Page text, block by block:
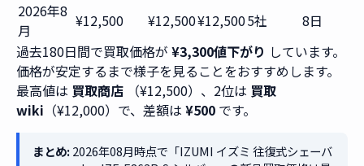
2026年8
月
¥12,500 ¥12,500¥12,5005社
8日
過去180日間で買取価格が ¥3,300値下がり しています。
価格が安定するまで様子を見ることをおすすめします。
最高値は 買取商店 （¥12,500）、2位は 買取
wiki （¥12,000）で、差額は ¥500 です。
まとめ:2026年08月時点で「IZUMI イズミ 往復式シェーバ